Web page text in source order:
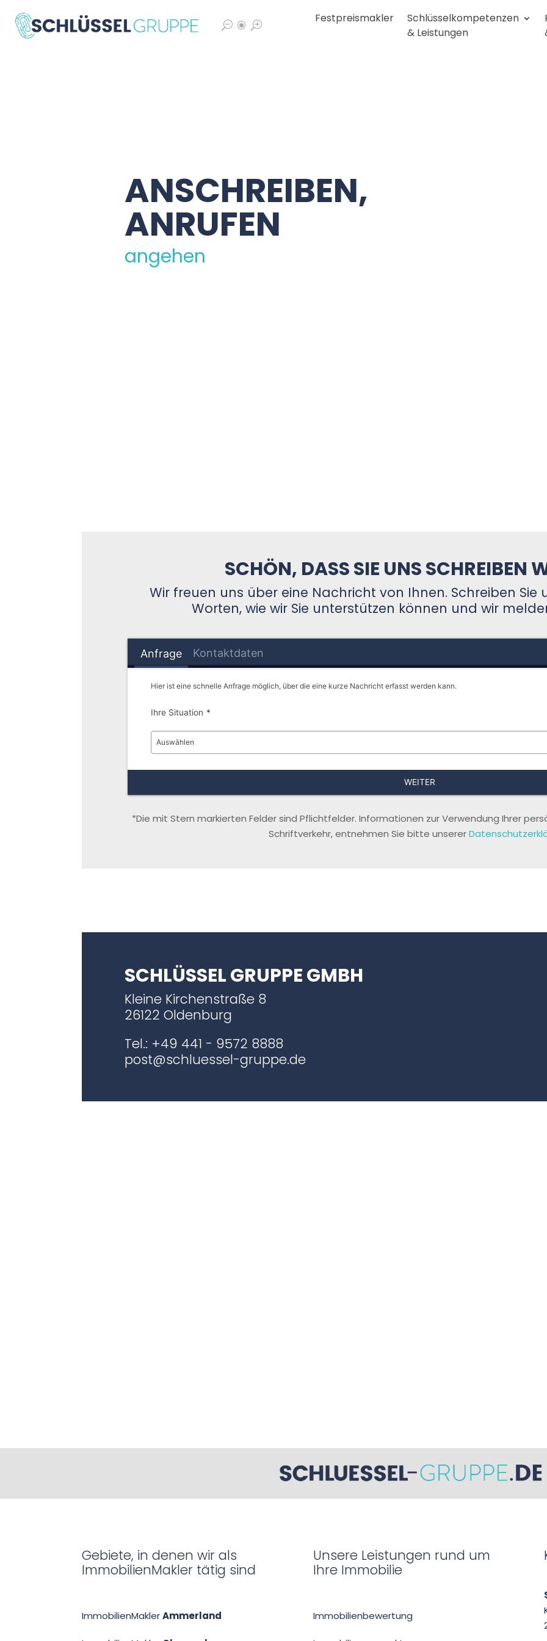
S \ T Festpreismakler
Schlüsselkompetenzen
& Leistungen
ANSCHREIBEN,
ANRUFEN
angehen
SCHÖN, DASS SIE UNS SCHREIBEN
Wir freuen uns über eine Nachricht von Ihnen. Schreiben Sie
Worten, wie wir Sie unterstützen können und wir
Anfrage Kontaktdaten
Hier ist eine schnelle Anfrage möglich, über die eine kurze Nachricht erfasst werden kann.
Ihre Situation *
Auswählen
WEITER
*Die mit Stern markierten Felder sind Pflichtfelder. Informationen zur Verwendung Ihrer
Schriftverkehr, entnehmen Sie bitte unserer
SCHLÜSSEL GRUPPE GMBH
Kleine Kirchenstraße 8
26122 Oldenburg
Tel.: +49 441 - 9572 8888
post@schluessel-gruppe.de
Gebiete, in denen wir als
ImmobilienMakler tätig sind
ImmobilienMaklerAmmerland
Unsere Leistungen rund um
Ihre Immobilie
Immobilien­bewertung